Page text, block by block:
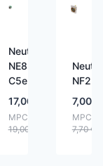
Neutrik
NE8FDH-
C5e
17,00
MPC:
19,00
NF2D
7,00
MPC:
7,70€